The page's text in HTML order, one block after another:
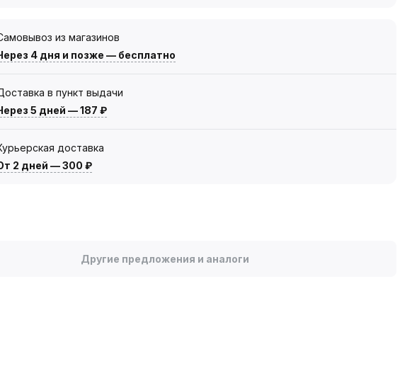
из магазинов
4 дня и позже — бесплатно
в пункт выдачи
5 дней —187 ₽
доставка
2 дней —300 ₽
Другие предложения и аналоги